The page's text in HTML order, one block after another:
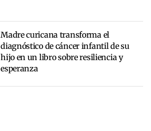
Madre curicana transforma el
diagnóstico de cáncer infantil de su
hijo en un libro sobre resiliencia y
esperanza